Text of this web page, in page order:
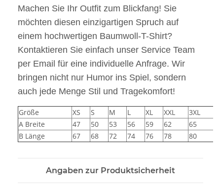
Machen Sie Ihr Outfit zum Blickfang! Sie
möchten diesen einzigartigen Spruch auf
einem hochwertigen Baumwoll-T-Shirt?
Kontaktieren Sie einfach unser Service Team
per Email für eine individuelle Anfrage. Wir
bringen nicht nur Humor ins Spiel, sondern
auch jede Menge Stil und Tragekomfort!
Größe XS S M L XL XXL 3XL
A Breite
47 50 53 56 59 62
65
B Länge
67 68 72 74 76 78 80
Angaben zur Produktsicherheit